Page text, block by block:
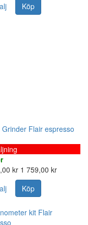
Köp
Grinder Flair espresso
kr 1 759,00 kr
Köp